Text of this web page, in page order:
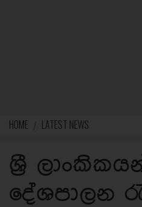
HOME LATEST NEWS
ශ්‍රී
දේශපාලන